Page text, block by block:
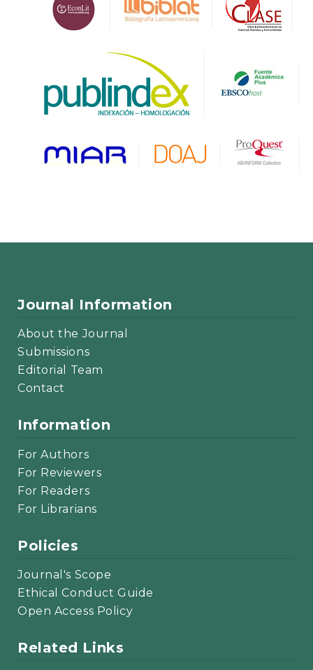
Journal Information
About the Journal
Submissions
Editorial Team
Contact
Information
For Authors
For Reviewers
For Readers
For Librarians
Policies
Journal's Scope
Ethical Conduct Guide
Open Access Policy
Related Links